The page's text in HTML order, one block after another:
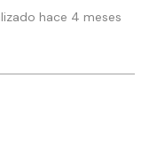
hace 4 meses